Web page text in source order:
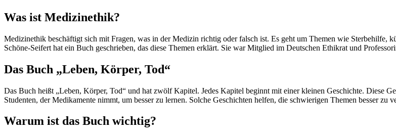
Was ist Medizinethik?
Medizinethik beschäftigt sich mit Fragen, was in der Medizin richtig oder falsch ist. Es geht um Themen wie Sterbehilfe,
Schöne-Seifert hat ein Buch geschrieben, das diese Themen erklärt. Sie war Mitglied im Deutschen Ethikrat und
Das Buch „Leben, Körper, Tod“
Das Buch heißt „Leben, Körper, Tod“ und hat zwölf Kapitel. Jedes Kapitel beginnt mit einer kleinen Geschichte. Diese
Studenten, der Medikamente nimmt, um besser zu lernen. Solche Geschichten helfen, die schwierigen Themen besser zu
Warum ist das Buch wichtig?